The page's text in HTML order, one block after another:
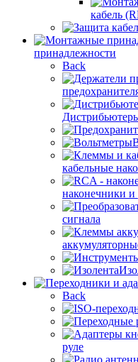
кабель
принадлежности
Back
кабельные
наконечники и
сигнала
Back
руле